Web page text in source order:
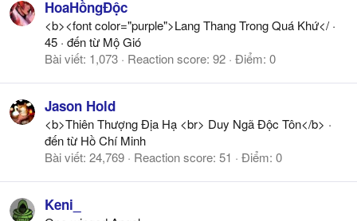
HoaHồngĐộc
<b><font color="purple">Lang Thang Trong Quá Khứ</ ·
45 · đến từ Mộ Gió
Bài viết 1,073 Reaction score 92 Điểm 0
Jason Hold
<b>Thiên Thượng Địa Hạ <br> Duy Ngã Độc Tôn</b> ·
đến từ Hồ Chí Minh
Bài viết 24,769 Reaction score 51 Điểm 0
Keni_